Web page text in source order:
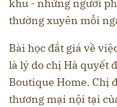
khu - những người
thường xuyên mỗi
Bài học đắt giá về
là lý do chị Hà quyết
Boutique Home. Chị
thương mại nội tại